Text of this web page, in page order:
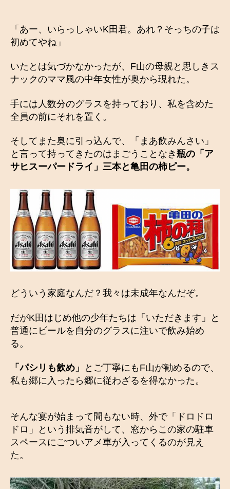
「あー、いらっしゃいK田君。あれ？そっちの子は
初めてやね」
いたとは気づかなかったが、F山の母親と思しきス
ナックのママ風の中年女性が奥から現れた。
手には人数分のグラスを持っており、私を含めた
全員の前にそれを置く。
そしてまた奥に引っ込んで、「まあ飲みんさい」
と言って持ってきたのはまごうことなき 瓶の「ア
サヒスーパードライ」三本と亀田の柿ピー。
どういう家庭なんだ？我々は未成年なんだぞ。
だがK田はじめ他の少年たちは「いただきます」と
普通にビールを自分のグラスに注いで飲み始め
る。
「パシリも飲め」
とご丁寧にもF山が勧めるので、
私も郷に入ったら郷に従わざるを得なかった。
そんな宴が始まって間もない時、外で「ドロドロ
ドロ」という排気音がして、窓からこの家の駐車
スペースにごついアメ車が入ってくるのが見え
た。